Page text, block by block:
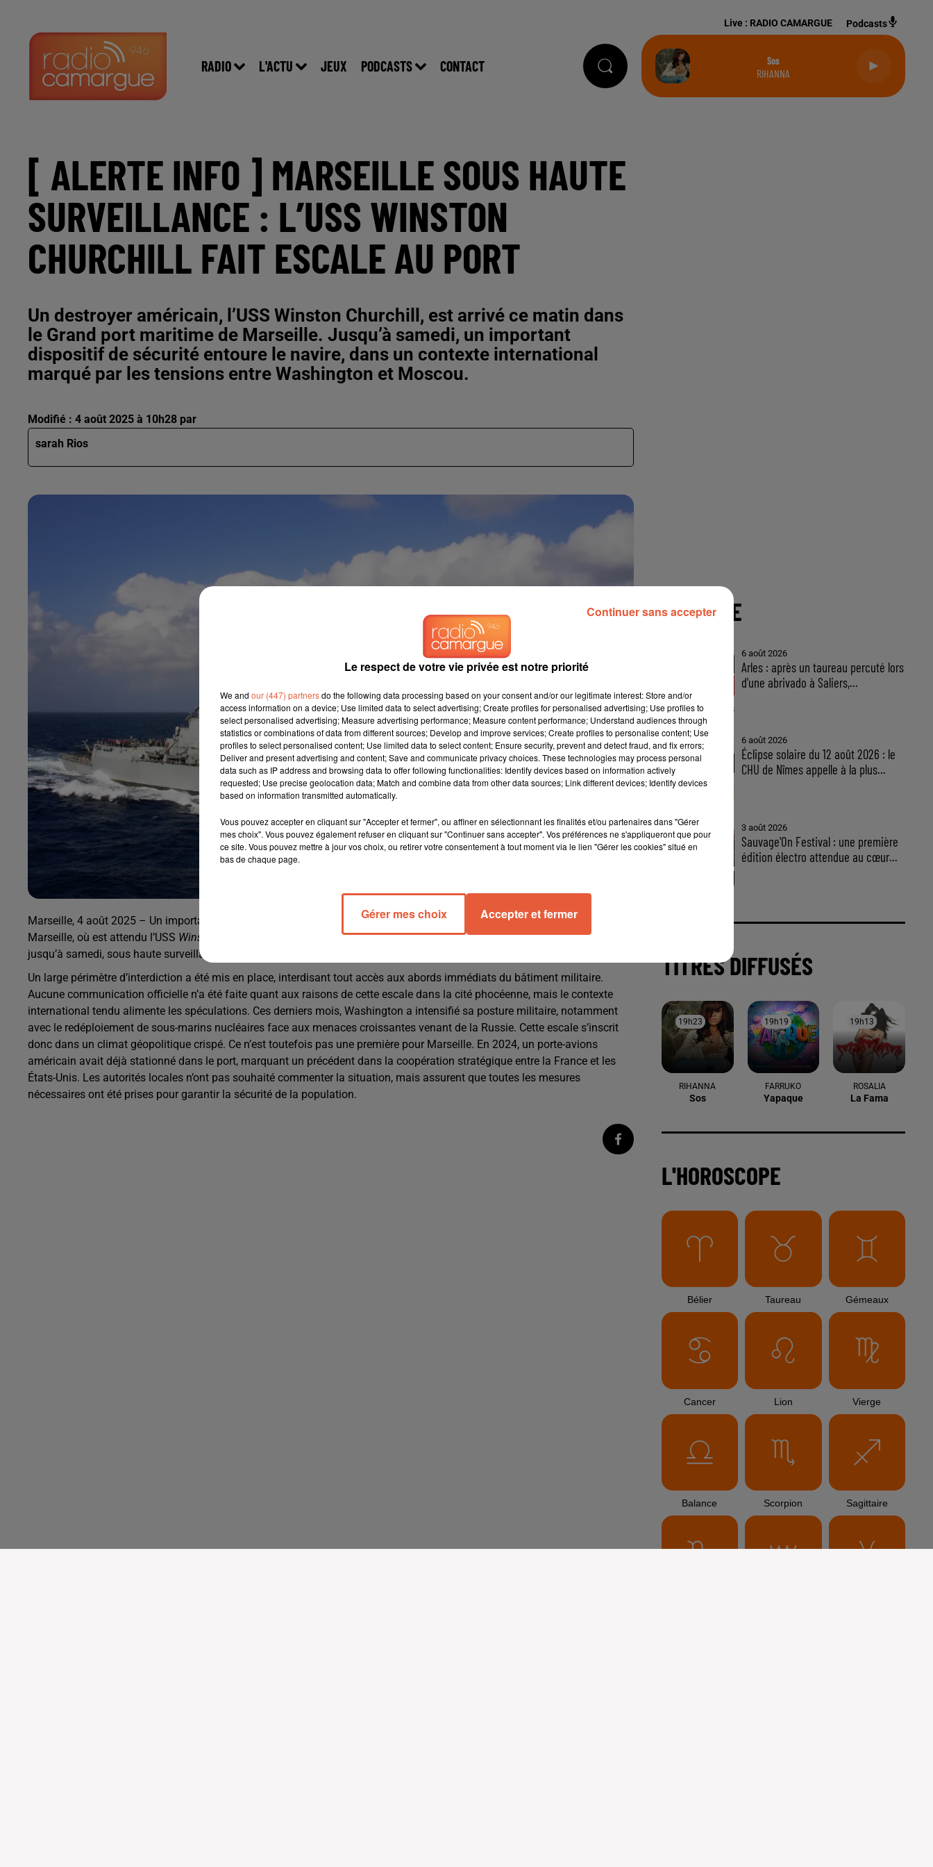
RADIO L'ACTU JEUX PODCASTS CONTACT
Live : RADIO CAMARGUE Podcasts
Sos
RIHANNA
[ ALERTE INFO ] MARSEILLE SOUS HAUTE
SURVEILLANCE : L’USS WINSTON
CHURCHILL FAIT ESCALE AU PORT
Un destroyer américain, l’USS Winston Churchill, est arrivé ce matin dans
le Grand port maritime de Marseille. Jusqu’à samedi, un important
dispositif de sécurité entoure le navire, dans un contexte international
marqué par les tensions entre Washington et Moscou.
Modifié : 4 août 2025 à 10h28 par
sarah Rios
Marseille, 4 août 2025 – Un important dispositif de sécurité entoure depuis ce matin une zone du Grand port maritime de
Marseille, où est attendu l’USS Winston Churchill
, un destroyer de l’US Navy. Le navire de guerre américain restera à quai
jusqu’à samedi, sous haute surveillance.
Un large périmètre d’interdiction a été mis en place, interdisant tout accès aux abords immédiats du bâtiment militaire.
Aucune communication officielle n’a été faite quant aux raisons de cette escale dans la cité phocéenne, mais le contexte
international tendu alimente les spéculations. Ces derniers mois, Washington a intensifié sa posture militaire, notamment
avec le redéploiement de sous-marins nucléaires face aux menaces croissantes venant de la Russie. Cette escale s’inscrit
donc dans un climat géopolitique crispé. Ce n’est toutefois pas une première pour Marseille. En 2024, un porte-avions
américain avait déjà stationné dans le port, marquant un précédent dans la coopération stratégique entre la France et les
États-Unis. Les autorités locales n’ont pas souhaité commenter la situation, mais assurent que toutes les mesures
nécessaires ont été prises pour garantir la sécurité de la population.
À LA UNE
6 août 2026
Arles : après un taureau percuté lors
d'une abrivado à Saliers,...
6 août 2026
Éclipse solaire du 12 août 2026 : le
CHU de Nîmes appelle à la plus...
3 août 2026
Sauvage'On Festival : une première
édition électro attendue au cœur...
TITRES DIFFUSÉS
19h23
19h23
RIHANNA
Sos
19h19
19h19
FARRUKO
Yapaque
19h13
19h13
ROSALIA
La Fama
L'HOROSCOPE
Bélier Taureau Gémeaux
Cancer Lion Vierge
Balance Scorpion Sagittaire
Le respect de votre vie privée est notre priorité
We and our (447) partnersdo the following data processing based on your consent and/or our legitimate interest: Store and/or
access information on a device; Use limited data to select advertising; Create profiles for personalised advertising; Use profiles to
select personalised advertising; Measure advertising performance; Measure content performance; Understand audiences through
statistics or combinations of data from different sources; Develop and improve services; Create profiles to personalise content; Use
profiles to select personalised content; Use limited data to select content; Ensure security, prevent and detect fraud, and fix errors;
Deliver and present advertising and content; Save and communicate privacy choices. These technologies may process personal
data such as IP address and browsing data to offer following functionalities: Identify devices based on information actively
requested; Use precise geolocation data; Match and combine data from other data sources; Link different devices; Identify devices
based on information transmitted automatically.
Vous pouvez accepter en cliquant sur "Accepter et fermer", ou affiner en sélectionnant les finalités et/ou partenaires dans "Gérer
mes choix". Vous pouvez également refuser en cliquant sur "Continuer sans accepter". Vos préférences ne s'appliqueront que pour
ce site. Vous pouvez mettre à jour vos choix, ou retirer votre consentement à tout moment via le lien "Gérer les cookies" situé en
bas de chaque page.
Gérer mes choix Accepter et fermer
Continuer sans accepter